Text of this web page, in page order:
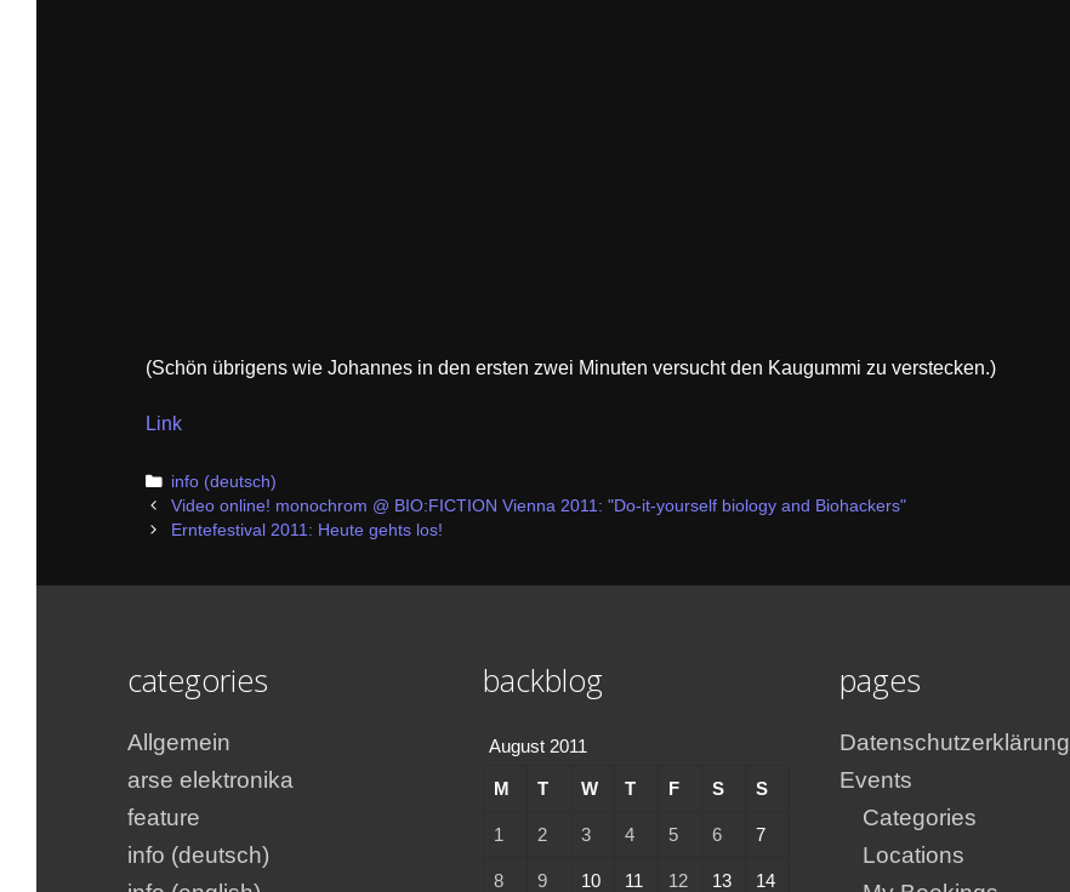
(Schön übrigens wie Johannes in den ersten zwei Minuten versucht den Kaugummi zu verstecken.)
Link
Categories
info (deutsch)
Post
navigation
Video online! monochrom @ BIO:FICTION Vienna 2011: "Do-it-yourself biology and Biohackers"
Erntefestival 2011: Heute gehts los!
categories
Allgemein
arse elektronika
feature
info (deutsch)
backblog
August 2011
M T W T F S S
1 2 3 4 5 6 7
8 9 10 11 12 13 14
pages
Datenschutzerklärung
Events
Categories
Locations